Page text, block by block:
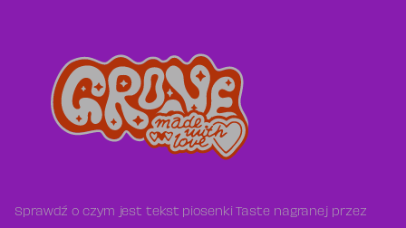
Sprawdź o czym jest tekst piosenki Taste nagranej przez